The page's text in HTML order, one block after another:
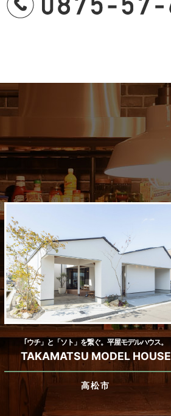
｢ウチ」と「ソト」を繋ぐ。平屋モデルハウス。
TAKAMATSU MODEL HOUSE
高松市